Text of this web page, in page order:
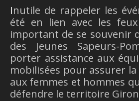
Inutile de rappeler les événements de cet
été en lien avec les
important de se souvenir
des Jeunes Sapeurs-
porter assistance aux
mobilisées pour assurer
aux femmes et hommes
défendre le territoire